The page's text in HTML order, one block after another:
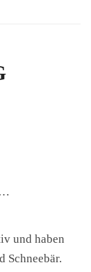
und haben
Schneebär.